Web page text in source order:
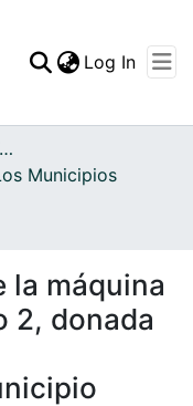
Statistics
Log In
Archivo del Patrimonio Fotográfico y Fílmico del Valle del Cauca
Municipios
la máquina
2, donada